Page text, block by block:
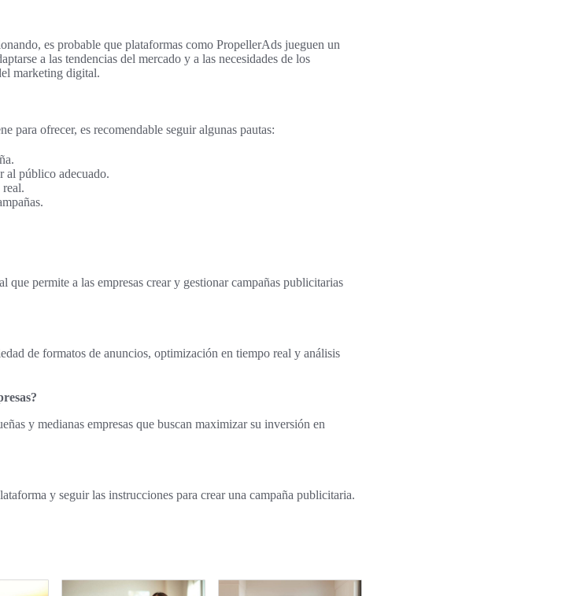
es probable que plataformas como PropellerAds jueguen un
a las tendencias del mercado y a las necesidades de los
marketing digital.
para ofrecer, es recomendable seguir algunas pautas:
al público adecuado.
permite a las empresas crear y gestionar campañas publicitarias
de formatos de anuncios, optimización en tiempo real y análisis
y medianas empresas que buscan maximizar su inversión en
y seguir las instrucciones para crear una campaña publicitaria.